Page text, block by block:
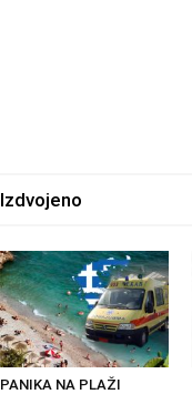
Izdvojeno
PANIKA NA PLAŽI